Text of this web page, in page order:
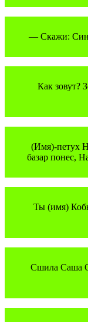
— Скажи:
Как зовут?
(Имя)-петух
базар понес,
Ты (имя)
Сшила Саша